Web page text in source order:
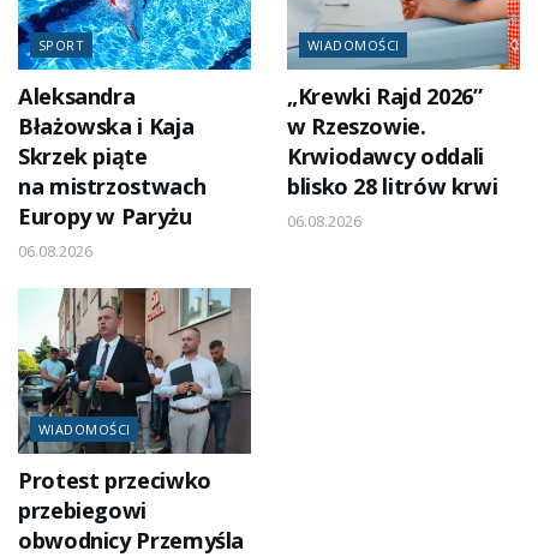
SPORT
Aleksandra
Błażowska i Kaja
Skrzek piąte
na mistrzostwach
Europy w Paryżu
06.08.2026
WIADOMOŚCI
„Krewki Rajd 2026”
w Rzeszowie.
Krwiodawcy oddali
blisko 28 litrów krwi
06.08.2026
WIADOMOŚCI
Protest przeciwko
przebiegowi
obwodnicy Przemyśla